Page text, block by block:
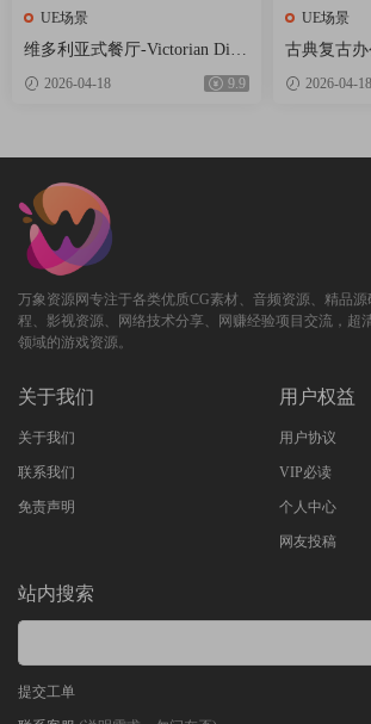
UE场景
维多利亚式餐厅-Victorian Dini
ng Room
2026-04-18 9.9
UE场景
古典复古办
(MODULAR)
2026-04-18
万象资源网专注于各类优质CG素材、音频资源、精品
程、影视资源、网络技术分享、网赚经验项目交流，超
领域的游戏资源。
关于我们
关于我们
联系我们
免责声明
用户权益
用户协议
VIP必读
个人中心
网友投稿
站内搜索
提交工单